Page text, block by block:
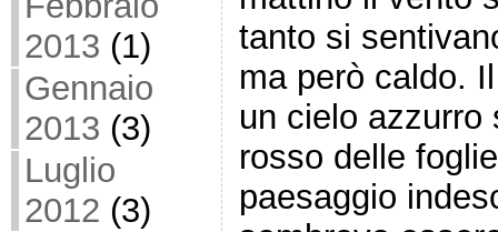
2013 (1)
Gennaio
2013 (3)
Luglio
2012 (3)
tanto si
ma però caldo.
un cielo azzurro
rosso delle
paesaggio